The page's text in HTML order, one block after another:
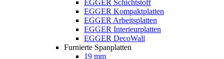
EGGER Schichtstoff
EGGER Kompaktplatten
EGGER Arbeitsplatten
EGGER Interieurplatten
EGGER DecoWall
Furnierte Spanplatten
19 mm